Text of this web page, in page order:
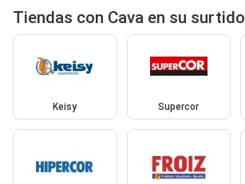
Tiendas con Cava en su surtido
Keisy Supercor